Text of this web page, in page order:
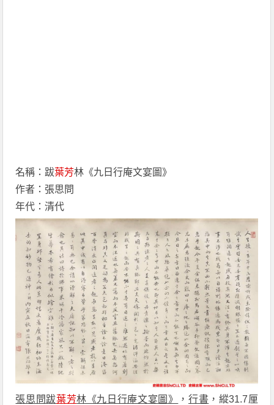
名稱：跋葉芳林《九日行庵文宴圖》
作者：張思問
年代：清代
張思問跋葉芳林《九日行庵文宴圖》 ， 行書 ，縱31.7厘